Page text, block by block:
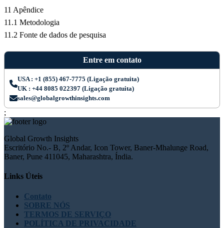
11 Apêndice
11.1 Metodologia
11.2 Fonte de dados de pesquisa
Entre em contato
USA : +1 (855) 467-7775 (Ligação gratuita)
UK : +44 8085 022397 (Ligação gratuita)
sales@globalgrowthinsights.com
;
Global Growth Insights
Escritório No.- B, 2º Andar, Icon Tower, Baner-Mhalunge Road,
Baner, Pune 411045, Maharashtra, Índia.
Links Úteis
Contato
SOBRE NÓS
TERMOS DE SERVIÇO
POLÍTICA DE PRIVACIDADE